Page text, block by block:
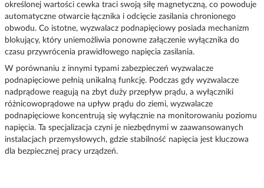
określonej wartości cewka traci swoją siłę magnetyczną, co powoduje
automatyczne otwarcie łącznika i odcięcie zasilania chronionego
obwodu. Co istotne, wyzwalacz podnapięciowy posiada mechanizm
blokujący, który uniemożliwia ponowne załączenie wyłącznika do
czasu przywrócenia prawidłowego napięcia zasilania.
W porównaniu z innymi typami zabezpieczeń wyzwalacze
podnapięciowe pełnią unikalną funkcję. Podczas gdy wyzwalacze
nadprądowe reagują na zbyt duży przepływ prądu, a wyłączniki
różnicowoprądowe na upływ prądu do ziemi, wyzwalacze
podnapięciowe koncentrują się wyłącznie na monitorowaniu poziomu
napięcia. Ta specjalizacja czyni je niezbędnymi w zaawansowanych
instalacjach przemysłowych, gdzie stabilność napięcia jest kluczowa
dla bezpiecznej pracy urządzeń.